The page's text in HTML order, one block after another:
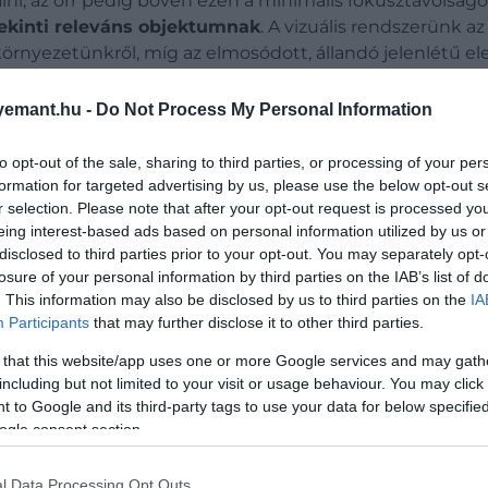
- Do Not Process My Personal Information
opt-out of the sale, sharing to third parties, or processing of your
for targeted advertising by us, please use the below opt-out
selection. Please note that after your opt-out request is processed
interest-based ads based on personal information utilized by us
to third parties prior to your opt-out. You may separately
of your personal information by third parties on the IAB’s list of
This information may also be disclosed by us to third parties on the
Participants that may further disclose it to other third parties.
that this website/app uses one or more Google services and may
but not limited to your visit or usage behaviour. You may
to Google and its third-party tags to use your data for below
consent section.
releváns objektumnak. A vizuális rendszerünk
míg az elmosódott, állandó jelenlétű
el, mégsem zavarja a látást. Ennek oka
szem gyakran még érzékeli ugyanazt a területet. Az
egyik szem által takart rész „láthatatlanná” válik,
15 százalékát – elfoglalja, mégsem érzékeljük
jelenléte ne legyen feltűnő.
sokáig csak egyetlen szeme volt, a feje